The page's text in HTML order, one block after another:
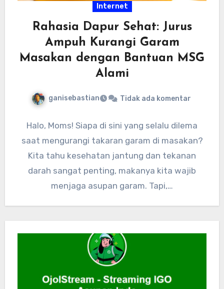
Internet
Rahasia Dapur Sehat: Jurus
Ampuh Kurangi Garam
Masakan dengan Bantuan MSG
Alami
ganisebastian Tidak ada komentar
Halo, Moms! Siapa di sini yang selalu dilema
saat mengurangi takaran garam di masakan?
Kita tahu kesehatan jantung dan tekanan
darah sangat penting, makanya kita wajib
menjaga asupan garam. Tapi,…